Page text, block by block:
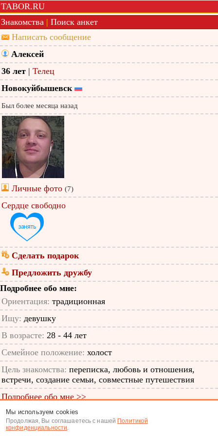
TABOR.RU
Знакомства | Поиск анкет
Написать сообщение
Алексей
36 лет | Телец
Новокуйбышевск
Был более месяца назад
Личные фото (7)
Сердце свободно
Сделать подарок
Предложить дружбу
Подробнее обо мне:
Ориентация: традиционная
Ищу: девушку
В возрасте: 28 - 44 лет
Семейное положение: холост
Цель знакомства: переписка, любовь и отношения,
встречи, создание семьи, совместные путешествия
Подробнее обо мне >>
ID анкеты: 12735682
Знакомства|Поиск анкет
Мы используем cookies
Продолжая, Вы соглашаетесь с нашей Политикой
конфиденциальности.